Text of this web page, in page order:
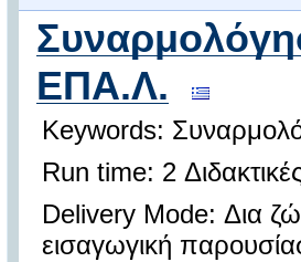
ΕΠΑ.Λ.
Keywords:
Run time: 2
Delivery Mode: Δια
εισαγωγική